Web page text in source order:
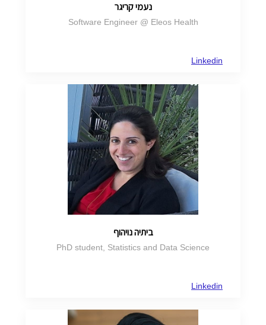
נעמי קריגר
Software Engineer @ Eleos Health
Linkedin
ביתיה נויהוף
PhD student, Statistics and Data Science
Linkedin